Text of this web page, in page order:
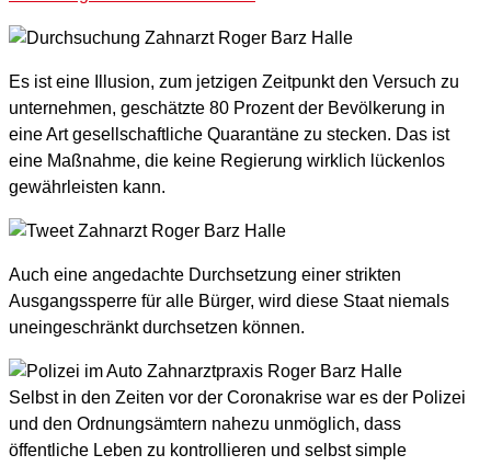
Es ist eine Illusion, zum jetzigen Zeitpunkt den Versuch zu
unternehmen, geschätzte 80 Prozent der Bevölkerung in
eine Art gesellschaftliche Quarantäne zu stecken. Das ist
eine Maßnahme, die keine Regierung wirklich lückenlos
gewährleisten kann.
Auch eine angedachte Durchsetzung einer strikten
Ausgangssperre für alle Bürger, wird diese Staat niemals
uneingeschränkt durchsetzen können.
Selbst in den Zeiten vor der Coronakrise war es der Polizei
und den Ordnungsämtern nahezu unmöglich, dass
öffentliche Leben zu kontrollieren und selbst simple